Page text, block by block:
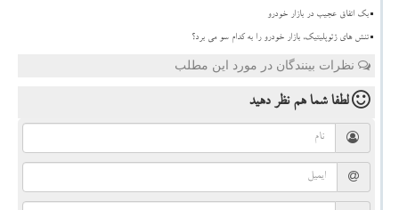
بک اتفاق عجیب در بازار خودرو
تنش های ژئوپلیتیک، بازار خودرو را به کدام سو می برد؟
نظرات بینندگان در مورد این مطلب
لطفا شما همنظر دهید